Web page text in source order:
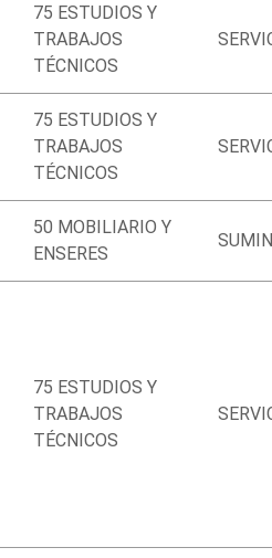
75 ESTUDIOS Y
TRABAJOS
TÉCNICOS
75 ESTUDIOS Y
TRABAJOS
TÉCNICOS
50 MOBILIARIO Y
ENSERES
75 ESTUDIOS Y
TRABAJOS
TÉCNICOS